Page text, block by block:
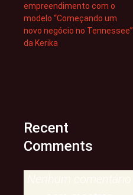
empreendimento com o
modelo “Começando um
novo negócio no Tennessee”
da Kerika
Recent
Comments
Nenhum comentário